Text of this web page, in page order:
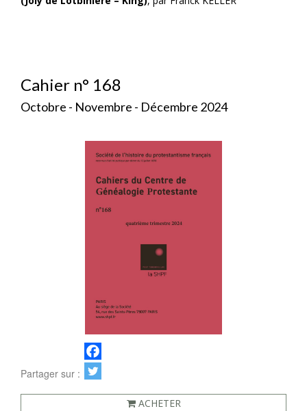
Cahier n° 168
Octobre - Novembre - Décembre 2024
Partager sur :
ACHETER